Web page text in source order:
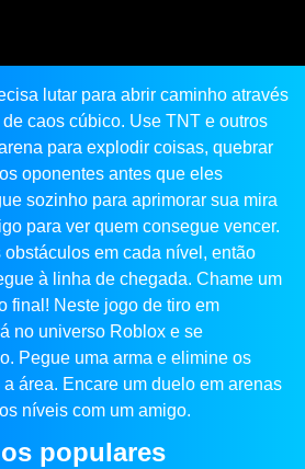
lutar para abrir caminho através
caos cúbico. Use TNT e outros
para explodir coisas, quebrar
oponentes antes que eles
sozinho para aprimorar sua mira
para ver quem consegue vencer.
em cada nível, então
à linha de chegada. Chame um
final! Neste jogo de tiro em
no universo Roblox e se
Pegue uma arma e elimine os
área. Encare um duelo em arenas
níveis com um amigo.
populares